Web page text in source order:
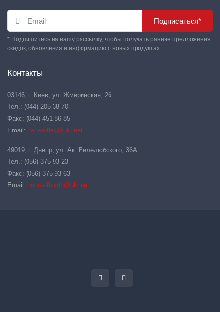
Подписаться*
* Подпишитесь на нашу рассылку, чтобы получать ранние предложения
скидок, обновления и информацию о новых продуктах.
Контакты
03146, г. Киев, ул. Жмеринская, 26
Тел.: (044) 205-38-70
Факс: (044) 451-86-85
Email: hansa-flex@ukr.net
49019, г. Днепр, ул. Ак. Белелюбского, 36А
Тел.: (056) 375-93-23
Факс: (056) 375-93-63
Email: hansa-flexdn@ukr.net